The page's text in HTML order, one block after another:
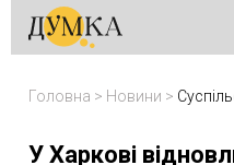
Головна > Новини >
У Харкові